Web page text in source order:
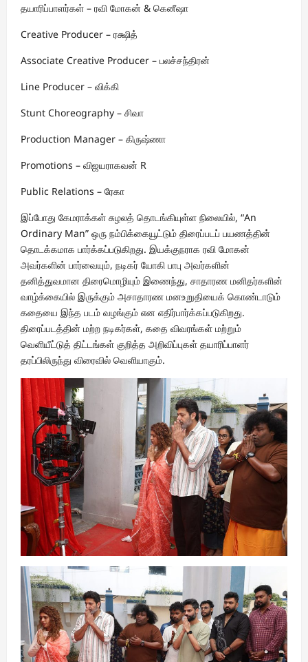
தயாரிப்பாளர்கள் – ரவி மோகன் & கெனீஷா
Creative Producer – ரக்ஷித்
Associate Creative Producer – பலச்சந்திரன்
Line Producer – விக்கி
Stunt Choreography – சிவா
Production Manager – கிருஷ்ணா
Promotions – விஜயராகவன் R
Public Relations – ரேகா
இப்போது கேமராக்கள் சுழலத் தொடங்கியுள்ள நிலையில், “An
Ordinary Man” ஒரு நம்பிக்கையூட்டும் திரைப்படப் பயணத்தின்
தொடக்கமாக பார்க்கப்படுகிறது. இயக்குநராக ரவி மோகன்
அவர்களின் பார்வையும், நடிகர் யோகி பாபு அவர்களின்
தனித்துவமான திரைமொழியும் இணைந்து, சாதாரண மனிதர்களின்
வாழ்க்கையில் இருக்கும் அசாதாரண மனஉறுதியைக் கொண்டாடும்
கதையை இந்த படம் வழங்கும் என எதிர்பார்க்கப்படுகிறது.
திரைப்படத்தின் மற்ற நடிகர்கள், கதை விவரங்கள் மற்றும்
வெளியீட்டுத் திட்டங்கள் குறித்த அறிவிப்புகள் தயாரிப்பாளர்
தரப்பிலிருந்து விரைவில் வெளியாகும்.